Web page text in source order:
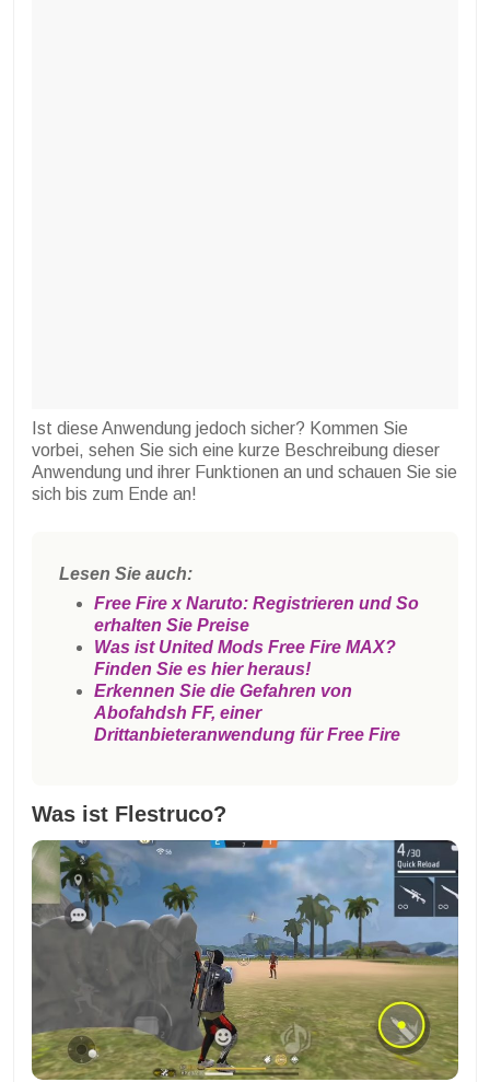
Ist diese Anwendung jedoch sicher? Kommen Sie
vorbei, sehen Sie sich eine kurze Beschreibung dieser
Anwendung und ihrer Funktionen an und schauen Sie sie
sich bis zum Ende an!
Lesen Sie auch:
Free Fire x Naruto: Registrieren und So
erhalten Sie Preise
Was ist United Mods Free Fire MAX?
Finden Sie es hier heraus!
Erkennen Sie die Gefahren von
Abofahdsh FF, einer
Drittanbieteranwendung für Free Fire
Was ist Flestruco?